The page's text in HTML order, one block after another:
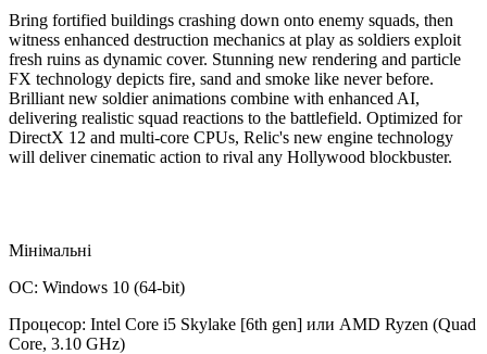
Bring fortified buildings crashing down onto enemy squads, then
witness enhanced destruction mechanics at play as soldiers exploit
fresh ruins as dynamic cover. Stunning new rendering and particle
FX technology depicts fire, sand and smoke like never before.
Brilliant new soldier animations combine with enhanced AI,
delivering realistic squad reactions to the battlefield. Optimized for
DirectX 12 and multi-core CPUs, Relic's new engine technology
will deliver cinematic action to rival any Hollywood blockbuster.
Мінімальні
ОС: Windows 10 (64-bit)
Процесор: Intel Core i5 Skylake [6th gen] или AMD Ryzen (Quad
Core, 3.10 GHz)